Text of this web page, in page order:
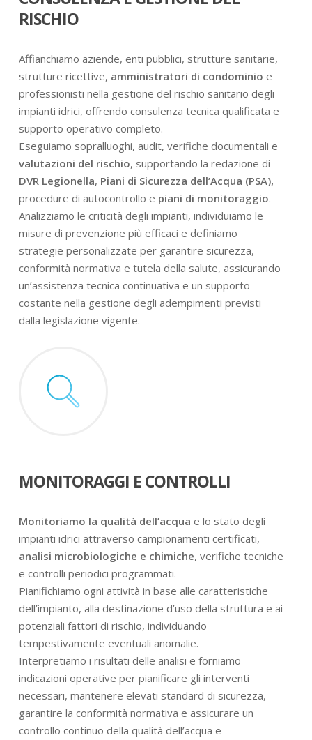
RISCHIO
Affianchiamo aziende, enti pubblici, strutture sanitarie,
strutture ricettive, amministratori di condominio e
professionisti nella gestione del rischio sanitario degli
impianti idrici, offrendo consulenza tecnica qualificata e
supporto operativo completo.
Eseguiamo sopralluoghi, audit, verifiche documentali e
valutazioni del rischio, supportando la redazione di
DVR Legionella, Piani di Sicurezza dell’Acqua (PSA),
procedure di autocontrollo e piani di monitoraggio.
Analizziamo le criticità degli impianti, individuiamo le
misure di prevenzione più efficaci e definiamo
strategie personalizzate per garantire sicurezza,
conformità normativa e tutela della salute, assicurando
un’assistenza tecnica continuativa e un supporto
costante nella gestione degli adempimenti previsti
dalla legislazione vigente.
MONITORAGGI E CONTROLLI
Monitoriamo la qualità dell’acqua e lo stato degli
impianti idrici attraverso campionamenti certificati,
analisi microbiologiche e chimiche, verifiche tecniche
e controlli periodici programmati.
Pianifichiamo ogni attività in base alle caratteristiche
dell’impianto, alla destinazione d’uso della struttura e ai
potenziali fattori di rischio, individuando
tempestivamente eventuali anomalie.
Interpretiamo i risultati delle analisi e forniamo
indicazioni operative per pianificare gli interventi
necessari, mantenere elevati standard di sicurezza,
garantire la conformità normativa e assicurare un
controllo continuo della qualità dell’acqua e